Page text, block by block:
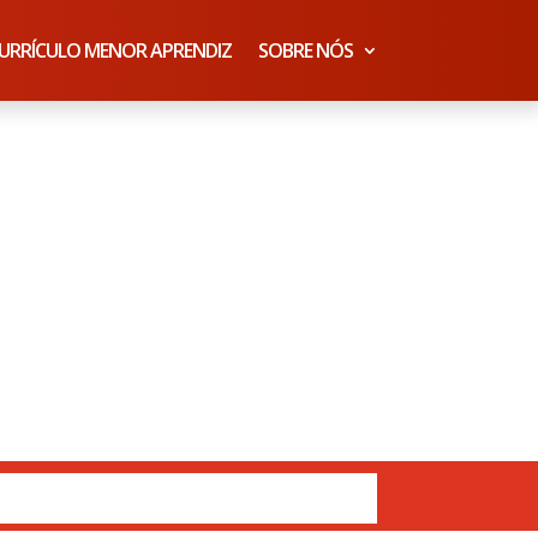
MENOR APRENDIZ SOBRE NÓS